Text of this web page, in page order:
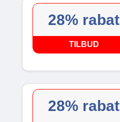
28% rabat
TILBUD
28% rabat